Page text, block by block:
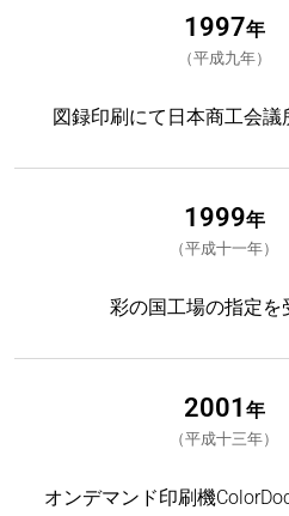
1997年
平成九年
図録印刷にて日本商工会議
1999年
平成十一年
彩の国工場の指定を
2001 年
平成十三年
オンデマンド印刷機